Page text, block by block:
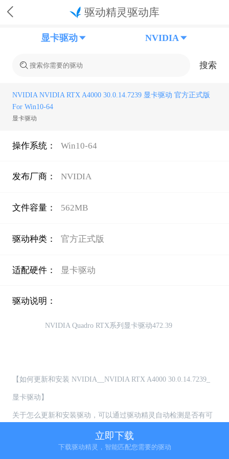
驱动精灵驱动库
显卡驱动 NVIDIA
搜索
NVIDIA NVIDIA RTX A4000 30.0.14.7239 显卡驱动 官方正式版
For Win10-64
显卡驱动
操作系统： Win10-64
发布厂商： NVIDIA
文件容量： 562MB
驱动种类： 官方正式版
适配硬件： 显卡驱动
驱动说明：
【如何更新和安装 NVIDIA__NVIDIA RTX A4000 30.0.14.7239_
显卡驱动】
关于怎么更新和安装驱动，可以通过驱动精灵自动检测是否有可
更新的驱动，用户可选择自主更新或者安装驱动
【如何卸载 NVIDIA__NVIDIA RTX A4000 30.0.14.7239_显卡驱
立即下载
下载驱动精灵，智能匹配您需要的驱动